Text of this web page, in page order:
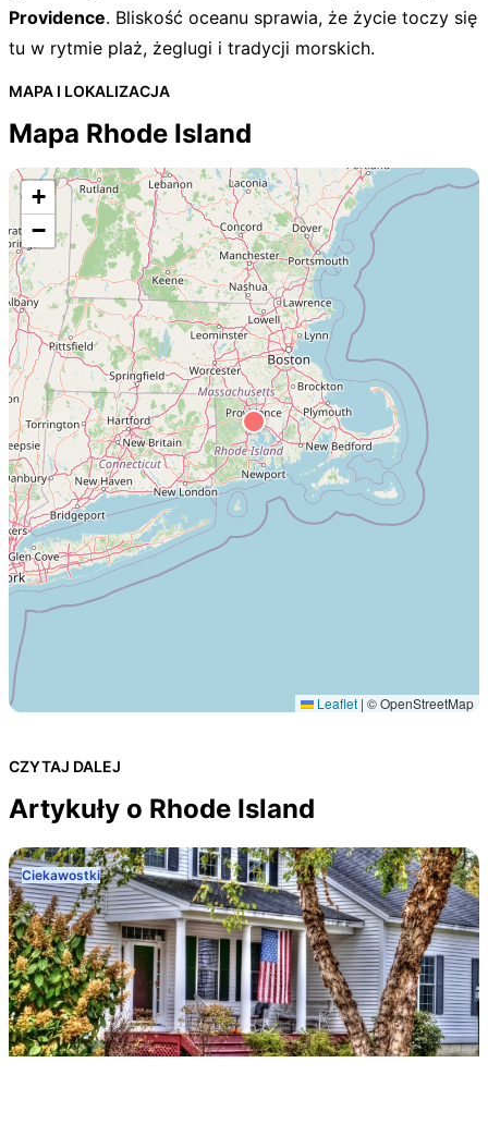
Providence. Bliskość oceanu sprawia, że życie toczy się
tu w rytmie plaż, żeglugi i tradycji morskich.
MAPA I LOKALIZACJA
Mapa Rhode Island
+
−
Leaflet | © OpenStreetMap
CZYTAJ DALEJ
Artykuły o Rhode Island
Ciekawostki